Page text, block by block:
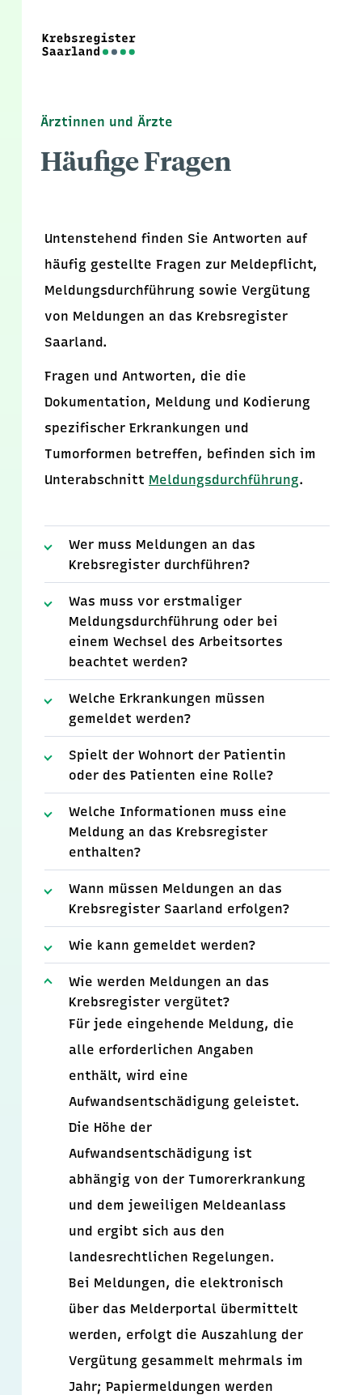
Ärztinnen und Ärzte
Häufige Fragen
Untenstehend finden Sie Antworten auf
häufig gestellte Fragen zur Meldepflicht,
Meldungsdurchführung sowie Vergütung
von Meldungen an das Krebsregister
Saarland.
Fragen und Antworten, die die
Dokumentation, Meldung und Kodierung
spezifischer Erkrankungen und
Tumorformen betreffen, befinden sich im
Unterabschnitt Meldungsdurchführung.
Wer muss Meldungen an das
Krebsregister durchführen?
Was muss vor erstmaliger
Meldungsdurchführung oder bei
einem Wechsel des Arbeitsortes
beachtet werden?
Welche Erkrankungen müssen
gemeldet werden?
Spielt der Wohnort der Patientin
oder des Patienten eine Rolle?
Welche Informationen muss eine
Meldung an das Krebsregister
enthalten?
Wann müssen Meldungen an das
Krebsregister Saarland erfolgen?
Wie kann gemeldet werden?
Wie werden Meldungen an das
Krebsregister vergütet?
Für jede eingehende Meldung, die
alle erforderlichen Angaben
enthält, wird eine
Aufwandsentschädigung geleistet.
Die Höhe der
Aufwandsentschädigung ist
abhängig von der Tumorerkrankung
und dem jeweiligen Meldeanlass
und ergibt sich aus den
landesrechtlichen Regelungen.
Bei Meldungen, die elektronisch
über das Melderportal übermittelt
werden, erfolgt die Auszahlung der
Vergütung gesammelt mehrmals im
Jahr; Papiermeldungen werden